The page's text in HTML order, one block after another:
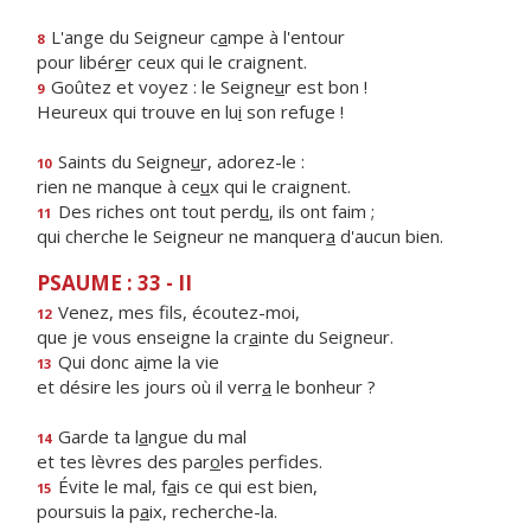
8 L'ange du Seigneur campe à l'entour
pour libérer ceux qui le craignent.
9 Goûtez et voyez : le Seigneur est bon !
Heureux qui trouve en lui son refuge !
10 Saints du Seigneur, adorez-le :
rien ne manque à ceux qui le craignent.
11 Des riches ont tout perdu, ils ont faim ;
qui cherche le Seigneur ne manquera d'aucun bien.
PSAUME : 33 - II
12 Venez, mes fls, écoutez-moi,
que je vous enseigne la crainte du Seigneur.
13 Qui donc aime la vie
et désire les jours où il verra le bonheur ?
14 Garde ta langue du mal
et tes lèvres des paroles perfides.
15 Évite le mal, fais ce qui est bien,
poursuis la paix, recherche-la.